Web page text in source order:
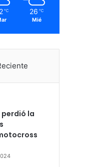
℃ 26 ℃
Mié
la